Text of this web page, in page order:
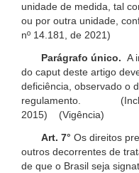
unidade de medida, tal
ou por outra unidade,
nº 14.181, de 2021)
Parágrafo único. A
do caput deste artigo
deficiência, observado o
regulamento.
2015) (Vigência)
Art. 7° Os direitos
outros decorrentes de
de que o Brasil seja